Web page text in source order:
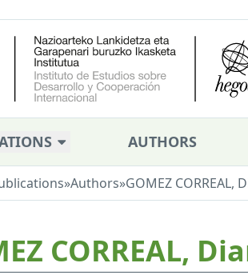
AUTHORS
»Authors»GOMEZ CORREAL,
CORREAL,